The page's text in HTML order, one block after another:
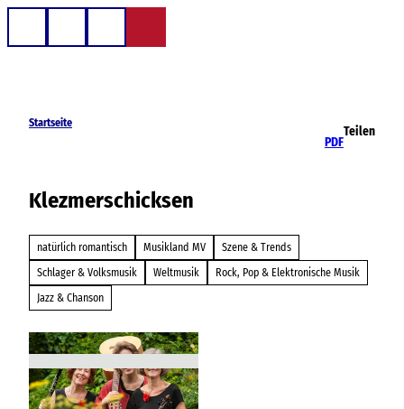
Startseite
PDF
Teilen
Klezmerschicksen
natürlich romantisch Musikland MV
Szene & Trends
Schlager & Volksmusik
Weltmusik
Rock, Pop & Elektronische Musik
Jazz & Chanson